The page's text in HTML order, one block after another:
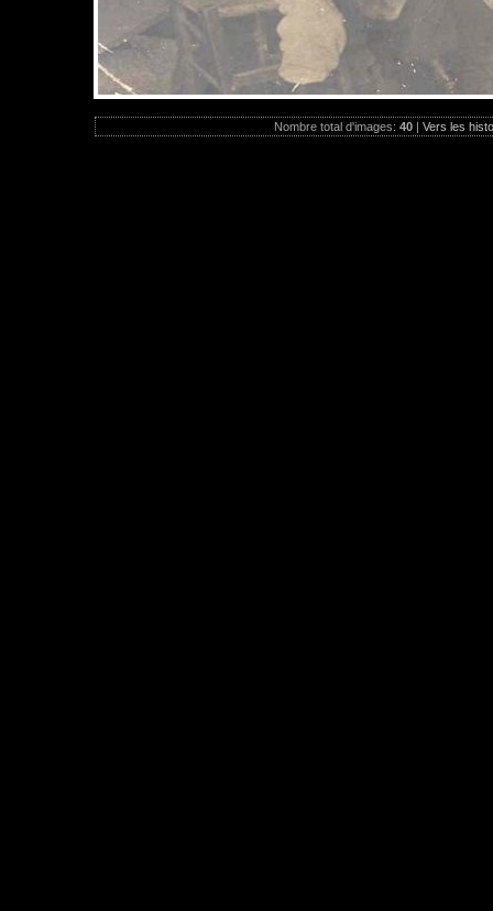
Nombre total d'images: 40 | Vers les